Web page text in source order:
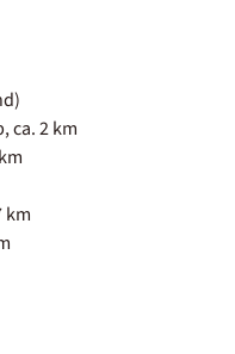
ca. 2 km
km